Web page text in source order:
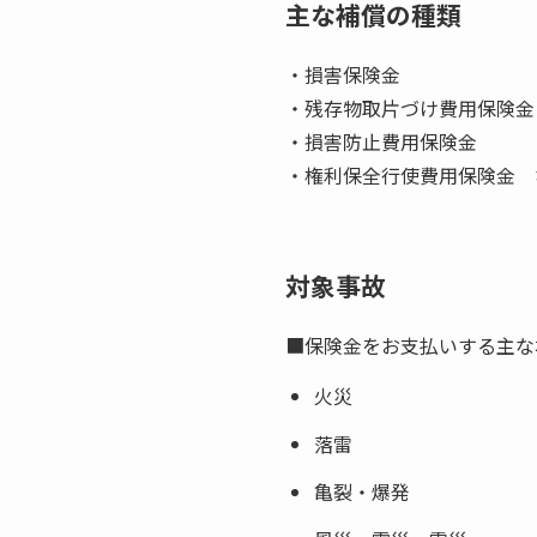
主な補償の種類
・損害保険金
・残存物取片づけ費用保険金
・損害防止費用保険金
・権利保全行使費用保険金
対象事故
■保険金をお支払いする主
火災
落雷
亀裂・爆発